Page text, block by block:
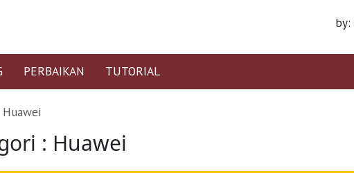
by:
PERBAIKAN TUTORIAL
Huawei
: Huawei